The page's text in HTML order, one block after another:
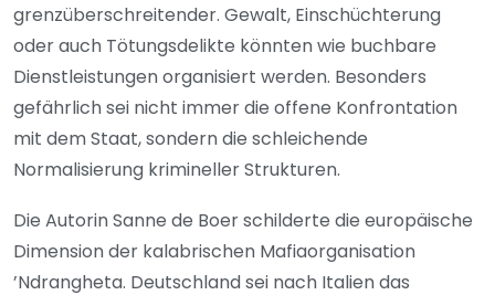
grenzüberschreitender. Gewalt, Einschüchterung
oder auch Tötungsdelikte könnten wie buchbare
Dienstleistungen organisiert werden. Besonders
gefährlich sei nicht immer die offene Konfrontation
mit dem Staat, sondern die schleichende
Normalisierung krimineller Strukturen.
Die Autorin Sanne de Boer schilderte die europäische
Dimension der kalabrischen Mafiaorganisation
’Ndrangheta. Deutschland sei nach Italien das